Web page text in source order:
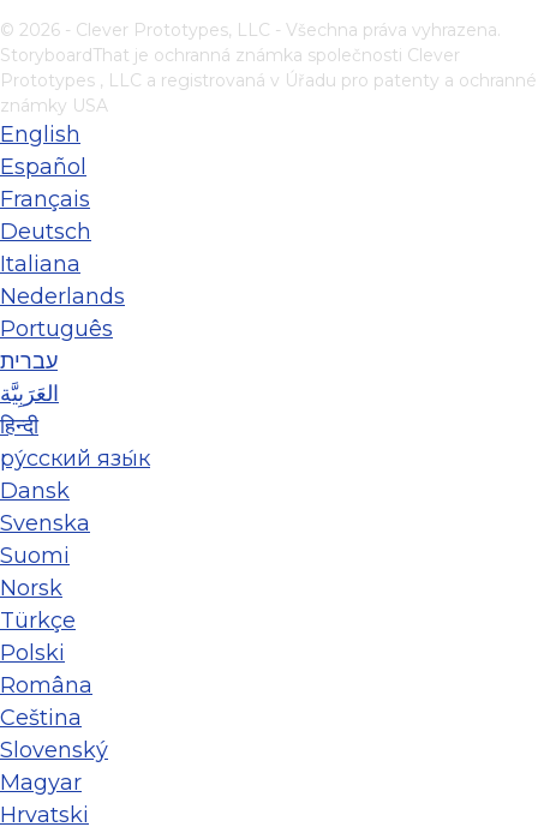
© 2026 - Clever Prototypes, LLC - Všechna práva vyhrazena.
StoryboardThat je ochranná známka společnosti Clever
Prototypes , LLC a registrovaná v Úřadu pro patenty a ochranné
známky USA
English
Español
Français
Deutsch
Italiana
Nederlands
Português
עברית
العَرَبِيَّة
हिन्दी
ру́сский язы́к
Dansk
Svenska
Suomi
Norsk
Türkçe
Polski
Româna
Ceština
Slovenský
Magyar
Hrvatski